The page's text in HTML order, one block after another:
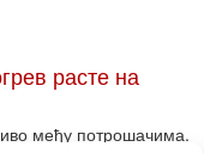
расте на
међу потрошачима.